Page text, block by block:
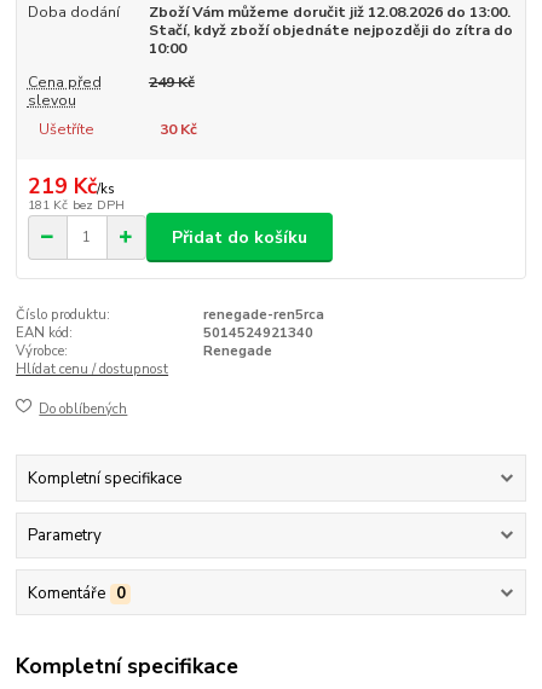
Doba dodání
Zboží Vám můžeme doručit již 12.08.2026 do 13:00.
Stačí, když zboží objednáte nejpozději do zítra do
10:00
Cena před
slevou
249 Kč
Ušetříte 30 Kč
219 Kč/ks
181 Kč bez DPH
Přidat do košíku
Číslo produktu:
renegade-ren5rca
EAN kód:
5014524921340
Výrobce:
Renegade
Hlídat cenu / dostupnost
Do oblíbených
Kompletní specifikace
Parametry
Komentáře 0
Kompletní specifikace